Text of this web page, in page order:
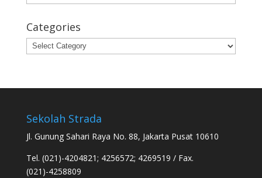
Categories
Categories
Sekolah Strada
Jl. Gunung Sahari Raya No. 88, Jakarta Pusat 10610
Tel. (021)-4204821; 4256572; 4269519 / Fax.
(021)-4258809